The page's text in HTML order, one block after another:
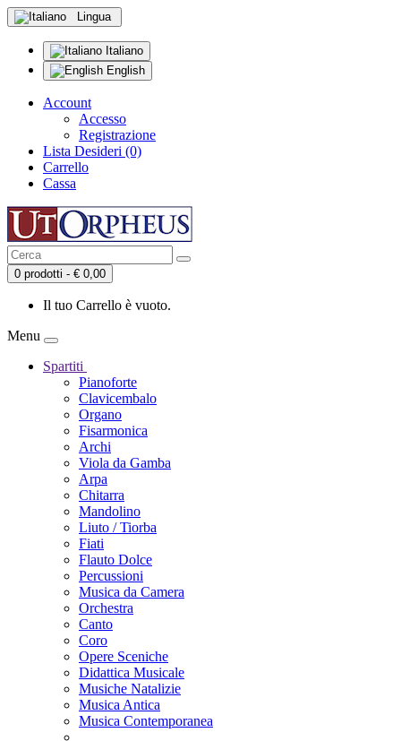
Lingua
Italiano
English
Account
Accesso
Registrazione
Lista Desideri (0)
Carrello
Cassa
0 prodotti - € 0,00
Il tuo Carrello è vuoto.
Menu
Spartiti
Pianoforte
Clavicembalo
Organo
Fisarmonica
Archi
Viola da Gamba
Arpa
Chitarra
Mandolino
Liuto / Tiorba
Fiati
Flauto Dolce
Percussioni
Musica da Camera
Orchestra
Canto
Coro
Opere Sceniche
Didattica Musicale
Musiche Natalizie
Musica Antica
Musica Contemporanea